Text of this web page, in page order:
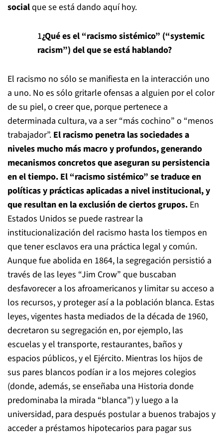
socialque se está dando aquí hoy.
¿Qué es el “racismo sistémico” (“systemic
racism”) del que se está hablando?
El racismo no sólo se manifiesta en la interacción uno
a uno. No es sólo gritarle ofensas a alguien por el color
de su piel, o creer que, porque pertenece a
determinada cultura, va a ser “más cochino” o “menos
trabajador”. El racismo penetra las sociedades a
niveles mucho más macro y profundos, generando
mecanismos concretos que aseguran su persistencia
en el tiempo. El “racismo sistémico” se traduce en
políticas y prácticas aplicadas a nivel institucional, y
que resultan en la exclusión de ciertos grupos. En
Estados Unidos se puede rastrear la
institucionalización del racismo hasta los tiempos en
que tener esclavos era una práctica legal y común.
Aunque fue abolida en 1864, la segregación persistió a
través de las leyes “Jim Crow” que buscaban
desfavorecer a los afroamericanos y limitar su acceso a
los recursos, y proteger así a la población blanca. Estas
leyes, vigentes hasta mediados de la década de 1960,
decretaron su segregación en, por ejemplo, las
escuelas y el transporte, restaurantes, baños y
espacios públicos, y el Ejército. Mientras los hijos de
sus pares blancos podían ir a los mejores colegios
(donde, además, se enseñaba una Historia donde
predominaba la mirada “blanca”) y luego a la
universidad, para después postular a buenos trabajos y
acceder a préstamos hipotecarios para pagar sus